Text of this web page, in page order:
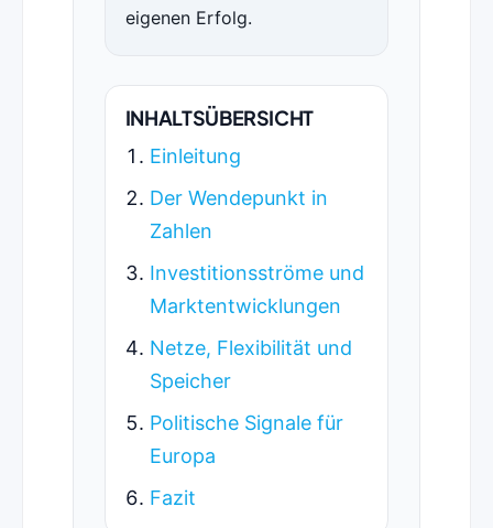
eigenen Erfolg.
INHALTSÜBERSICHT
Einleitung
Der Wendepunkt in
Zahlen
Investitionsströme und
Marktentwicklungen
Netze, Flexibilität und
Speicher
Politische Signale für
Europa
Fazit